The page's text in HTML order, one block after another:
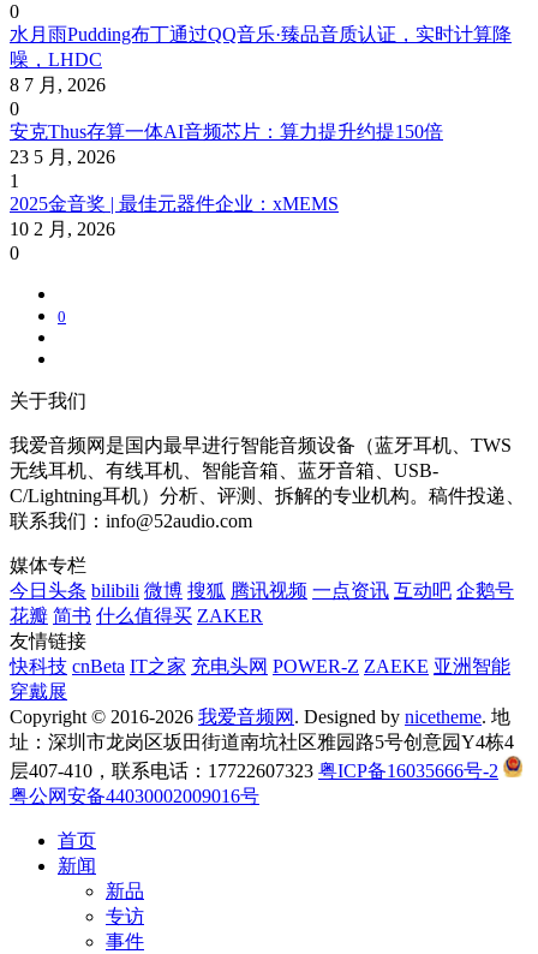
0
水月雨Pudding布丁通过QQ音乐·臻品音质认证，实时计算降
噪，LHDC
8 7 月, 2026
0
安克Thus存算一体AI音频芯片：算力提升约提150倍
23 5 月, 2026
1
2025金音奖 | 最佳元器件企业：xMEMS
10 2 月, 2026
0
0
关于我们
我爱音频网是国内最早进行智能音频设备（蓝牙耳机、TWS
无线耳机、有线耳机、智能音箱、蓝牙音箱、USB-
C/Lightning耳机）分析、评测、拆解的专业机构。稿件投递、
联系我们：info@52audio.com
媒体专栏
今日头条 bilibili 微博 搜狐 腾讯视频 一点资讯 互动吧 企鹅号
花瓣 简书 什么值得买 ZAKER
友情链接
快科技 cnBeta IT之家 充电头网 POWER-Z ZAEKE 亚洲智能
穿戴展
Copyright © 2016-2026 我爱音频网 . Designed by nicetheme. 地
址：深圳市龙岗区坂田街道南坑社区雅园路5号创意园Y4栋4
层407-410，联系电话：17722607323 粤ICP备16035666号-2
粤公网安备44030002009016号
首页
新闻
新品
专访
事件